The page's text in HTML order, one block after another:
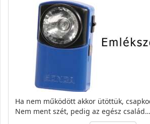
Ha nem működött akkor ütöttük,
Nem ment szét, pedig az egész család…